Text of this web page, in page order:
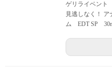
ゲリライベン
見逃しなく！
ム EDT SP